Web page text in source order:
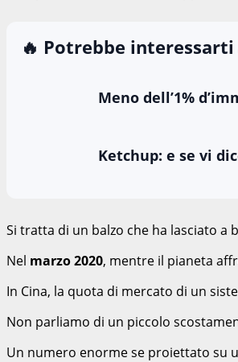
🔥 Potrebbe interessarti
Meno dell’1%
Ketchup: e se vi
Si tratta di un balzo che ha lasciato
Nel marzo 2020, mentre il pianeta
In Cina, la quota di mercato di un
Non parliamo di un piccolo
Un numero enorme se proiettato su